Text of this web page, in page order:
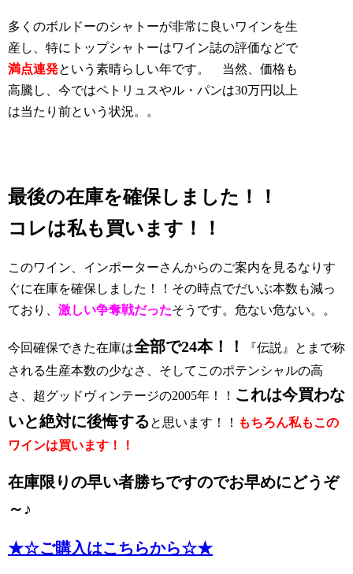
多くのボルドーのシャトーが非常に良いワインを生
産し、特にトップシャトーはワイン誌の評価などで
満点連発という素晴らしい年です。 当然、価格も
高騰し、今ではペトリュスやル・パンは30万円以上
は当たり前という状況。。
最後の在庫を確保しました！！
コレは私も買います！！
このワイン、インポーターさんからのご案内を見るなりす
ぐに在庫を確保しました！！その時点でだいぶ本数も減っ
ており、 激しい争奪戦だったそうです。危ない危ない。。
今回確保できた在庫は全部で24本！！
『伝説』とまで称
される生産本数の少なさ、そしてこのポテンシャルの高
さ、超グッドヴィンテージの2005年！！ これは今買わな
いと絶対に後悔すると思います！！ もちろん私もこの
ワインは買います！！
在庫限りの早い者勝ちですのでお早めにどうぞ
～♪
★☆ご購入はこちらから☆★